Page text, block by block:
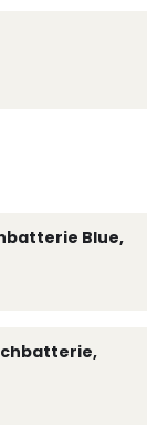
Blue,